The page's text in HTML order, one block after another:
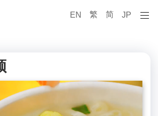
EN JP
简
繁